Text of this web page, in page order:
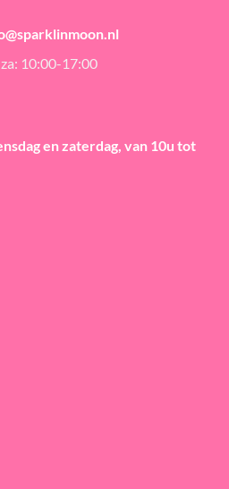
10:00-17:00
en zaterdag, van 10u tot